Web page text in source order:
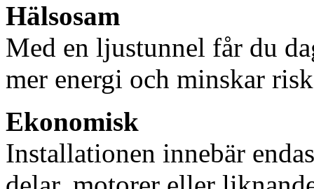
Hälsosam
Med en ljustunnel får du
mer energi och minskar
Ekonomisk
Installationen innebär